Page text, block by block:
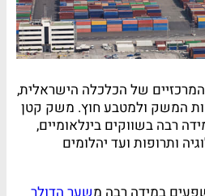
של הכלכלה הישראלית,
המשק ולמטבע חוץ. משק קטן
רבה בשווקים בינלאומיים,
ותרופות ועד יהלומים